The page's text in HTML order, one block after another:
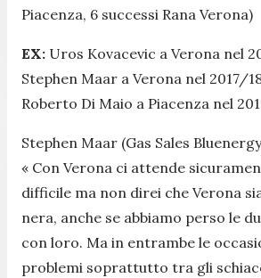
Piacenza, 6 successi Rana Verona)
EX: Uros Kovacevic a Verona nel
Stephen Maar a Verona nel 2017/
Roberto Di Maio a Piacenza nel
Stephen Maar (Gas Sales
« Con Verona ci attende
difficile ma non direi che Verona
nera, anche se abbiamo perso le
con loro. Ma in entrambe le
problemi soprattutto tra gli